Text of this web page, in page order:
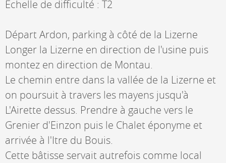
Echelle de difficulté : T2
Départ Ardon, parking à côté de la Lizerne
Longer la Lizerne en direction de l'usine puis
montez en direction de Montau.
Le chemin entre dans la vallée de la Lizerne et
on poursuit à travers les mayens jusqu'à
L'Airette dessus. Prendre à gauche vers le
Grenier d'Einzon puis le Chalet éponyme et
arrivée à l'Itre du Bouis.
Cette bâtisse servait autrefois comme local